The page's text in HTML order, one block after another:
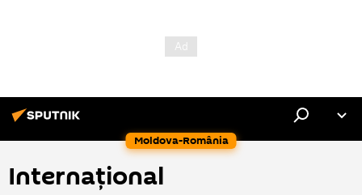
Moldova-România
Internaţional